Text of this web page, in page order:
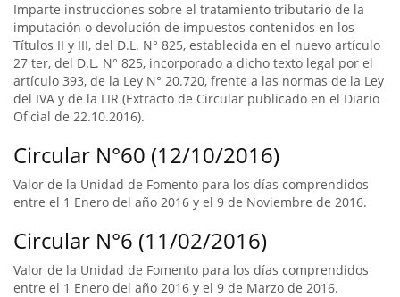
Imparte instrucciones sobre el tratamiento tributario de la
imputación o devolución de impuestos contenidos en los
Títulos II y III, del D.L. N° 825, establecida en el nuevo artículo
27 ter, del D.L. N° 825, incorporado a dicho texto legal por el
artículo 393, de la Ley N° 20.720, frente a las normas de la Ley
del IVA y de la LIR (Extracto de Circular publicado en el Diario
Oficial de 22.10.2016).
Circular N°60 (12/10/2016)
Valor de la Unidad de Fomento para los días comprendidos
entre el 1 Enero del año 2016 y el 9 de Noviembre de 2016.
Circular N°6 (11/02/2016)
Valor de la Unidad de Fomento para los días comprendidos
entre el 1 Enero del año 2016 y el 9 de Marzo de 2016.